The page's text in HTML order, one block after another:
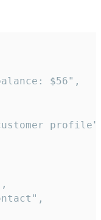
$56",